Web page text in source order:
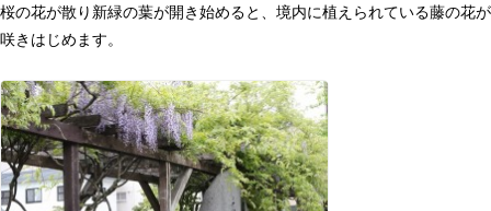
桜の花が散り新緑の葉が開き始めると、境内に植えられている藤の花が
咲きはじめます。